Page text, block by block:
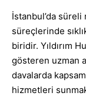
İstanbul’da süreli
süreçlerinde
biridir. Yıldırım
gösteren uzman
davalarda
hizmetleri